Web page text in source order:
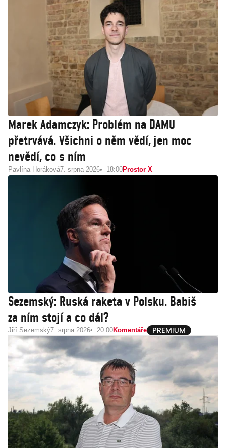
Marek Adamczyk: Problém na DAMU
přetrvává. Všichni o něm vědí, jen moc
nevědí, co s ním
Pavlína Horáková7. srpna 2026 18:00Prostor X
Sezemský: Ruská raketa v Polsku. Babiš
za ním stojí a co dál?
Jiří Sezemský7. srpna 2026 20:00Komentáře